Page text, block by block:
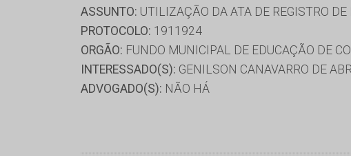
ASSUNTO: UTILIZAÇÃO DA ATA DE REGISTRO
PROTOCOLO: 1911924
ORGÃO: FUNDO MUNICIPAL DE EDUCAÇÃO DE
INTERESSADO(S): GENILSON CANAVARRO DE
ADVOGADO(S): NÃO HÁ